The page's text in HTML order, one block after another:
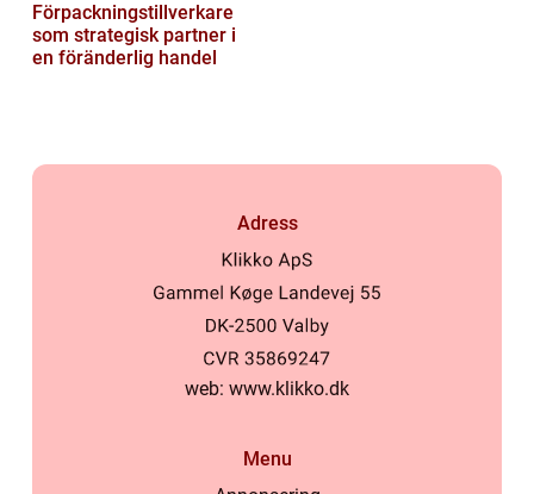
Förpackningstillverkare
som strategisk partner i
en föränderlig handel
Adress
web: www.klikko.dk
Menu